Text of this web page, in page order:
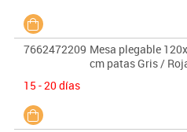
7662472209 Mesa plegable
cm patas Gris /
15 - 20 días